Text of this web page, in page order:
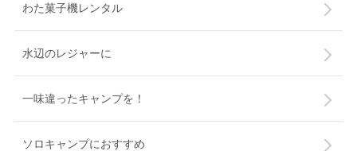
わた菓子機レンタル
水辺のレジャーに
一味違ったキャンプを！
ソロキャンプにおすすめ